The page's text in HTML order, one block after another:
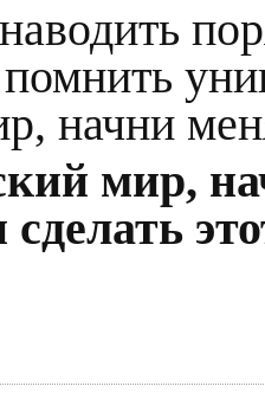
начни
мир,